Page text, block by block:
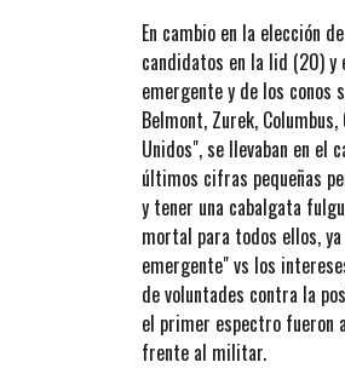
En cambio en la elección
candidatos en la lid (20) y
emergente y de los
Belmont, Zurek,
Unidos", se llevaban en el
últimos cifras pequeñas
y tener una cabalgata
mortal para todos ellos,
emergente" vs los
de voluntades contra la
el primer espectro fueron
frente al militar.